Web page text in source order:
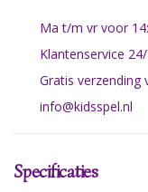
Ma t/m vr voor
Klantenservice
Gratis verzending
info@kidsspel.nl
Specificaties